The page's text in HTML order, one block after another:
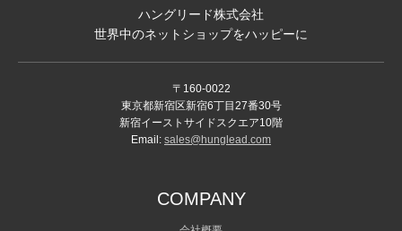
ハングリード株式会社
世界中のネットショップをハッピーに
〒160-0022
東京都新宿区新宿6丁目27番30号
新宿イーストサイドスクエア10階
Email: sales@hunglead.com
COMPANY